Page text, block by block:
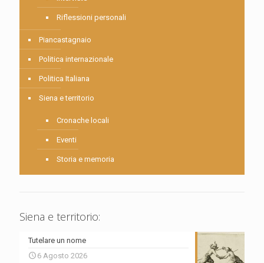
Riflessioni personali
Piancastagnaio
Politica internazionale
Politica Italiana
Siena e territorio
Cronache locali
Eventi
Storia e memoria
Siena e territorio:
Tutelare un nome
6 Agosto 2026